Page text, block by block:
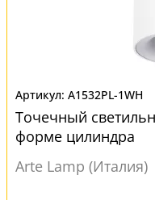
A1532PL-1WH
Точечный
форме цилиндра
Arte Lamp (Италия)